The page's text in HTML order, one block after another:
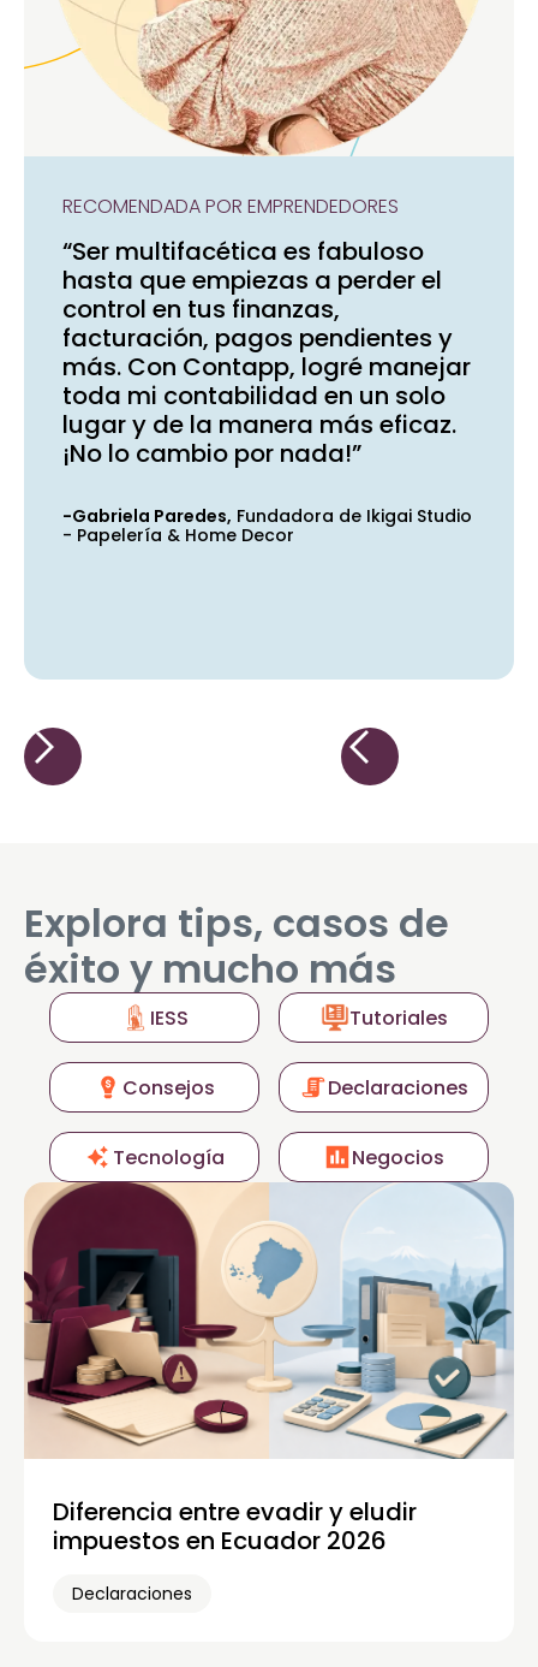
RECOMENDADA POR EMPRENDEDORES
“Ser multifacética es fabuloso
hasta que empiezas a perder el
control en tus finanzas,
facturación, pagos pendientes y
más. Con Contapp, logré manejar
toda mi contabilidad en un solo
lugar y de la manera más eficaz.
¡No lo cambio por nada!”
-Gabriela Paredes, Fundadora de Ikigai Studio
- Papelería & Home Decor
Explora tips, casos de
éxito y mucho más
IESS Tutoriales
Consejos Declaraciones
Tecnología Negocios
Diferencia entre evadir y eludir
impuestos en Ecuador 2026
Declaraciones